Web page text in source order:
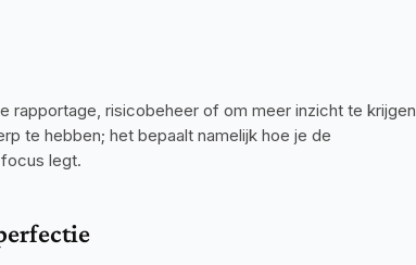
rapportage, risicobeheer of om meer inzicht te krijgen
te hebben; het bepaalt namelijk hoe je de
legt.